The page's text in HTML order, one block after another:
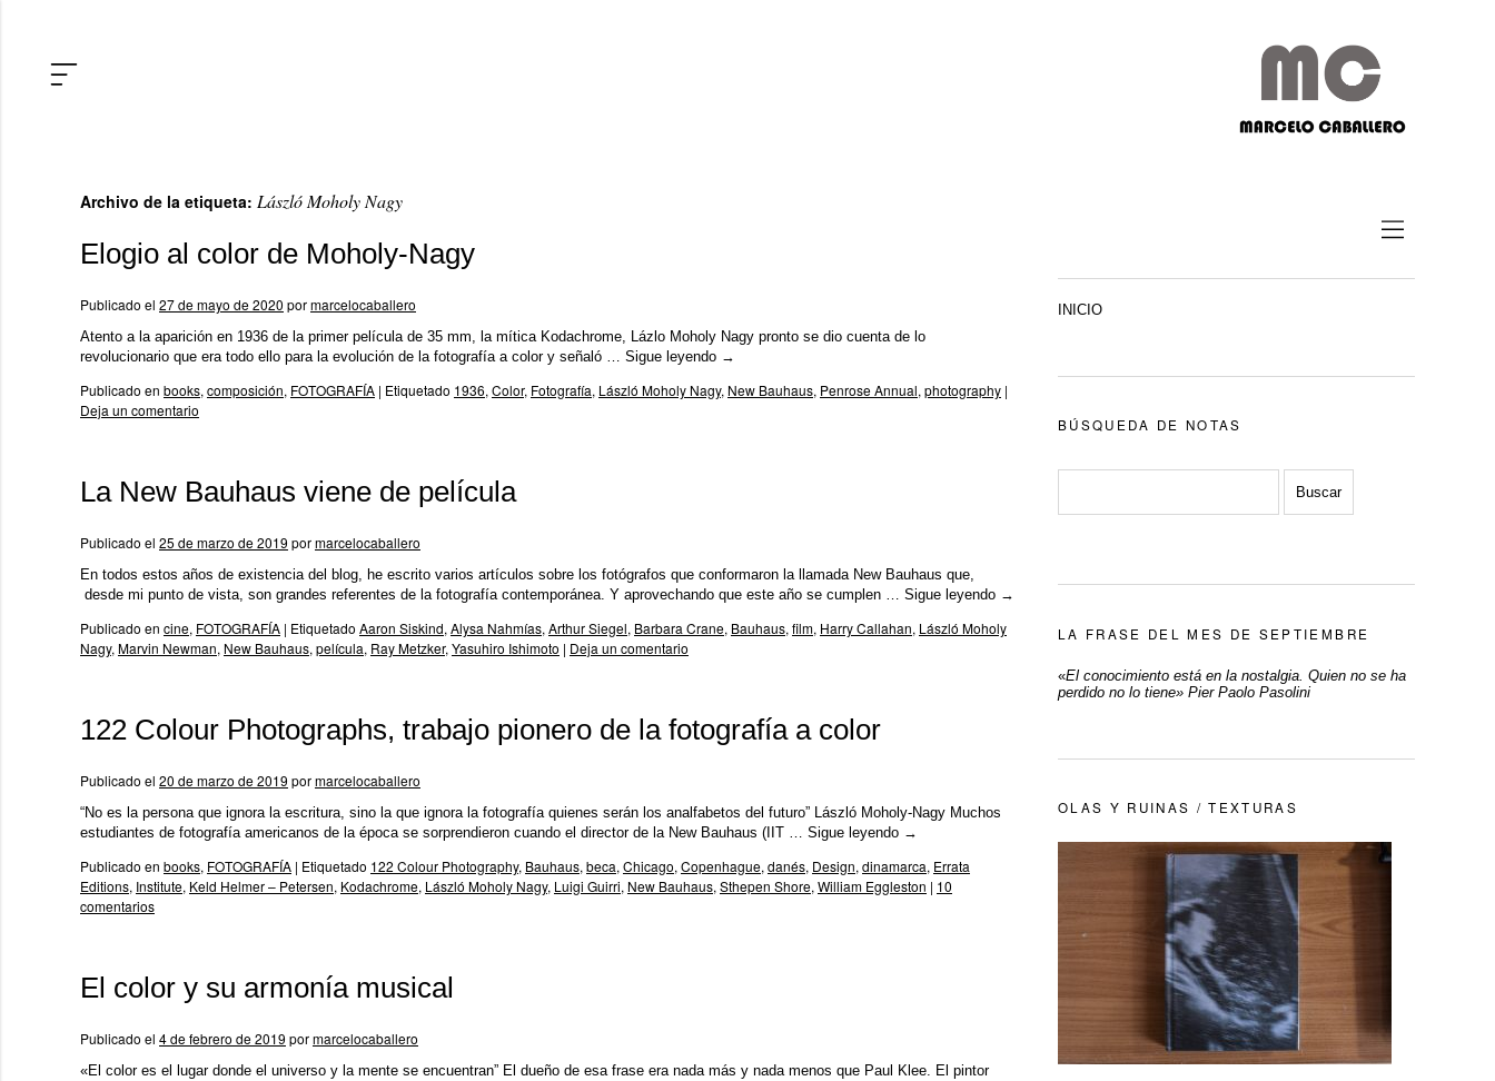
Archivo de la etiqueta: László Moholy Nagy
Elogio al color de Moholy-Nagy
Publicado el 27 de mayo de 2020 pormarcelocaballero
Atento a la aparición en 1936 de la primer película de 35 mm, la mítica Kodachrome, Lázlo Moholy Nagy pronto se dio cuenta de lo
revolucionario que era todo ello para la evolución de la fotografía a color y señaló … Sigue leyendo →
Publicado en books, composición, FOTOGRAFÍA | Etiquetado 1936, Color, Fotografía, László Moholy Nagy, New Bauhaus, Penrose Annual, photography |
Deja un comentario
La New Bauhaus viene de película
Publicado el 25 de marzo de 2019 pormarcelocaballero
En todos estos años de existencia del blog, he escrito varios artículos sobre los fotógrafos que conformaron la llamada New Bauhaus que,
desde mi punto de vista, son grandes referentes de la fotografía contemporánea. Y aprovechando que este año se cumplen … Sigue leyendo →
Publicado en cine, FOTOGRAFÍA | Etiquetado Aaron Siskind, Alysa Nahmías, Arthur Siegel, Barbara Crane, Bauhaus, film, Harry Callahan, László Moholy
Nagy, Marvin Newman, New Bauhaus, película, Ray Metzker, Yasuhiro Ishimoto | Deja un comentario
122 Colour Photographs, trabajo pionero de la fotografía a color
Publicado el 20 de marzo de 2019 pormarcelocaballero
“No es la persona que ignora la escritura, sino la que ignora la fotografía quienes serán los analfabetos del futuro” László Moholy-Nagy Muchos
estudiantes de fotografía americanos de la época se sorprendieron cuando el director de la New Bauhaus (IIT … Sigue leyendo →
Publicado en books, FOTOGRAFÍA | Etiquetado 122 Colour Photography, Bauhaus, beca, Chicago, Copenhague, danés, Design, dinamarca, Errata
Editions, Institute, Keld Helmer – Petersen, Kodachrome, László Moholy Nagy, Luigi Guirri, New Bauhaus, Sthepen Shore, William Eggleston | 10
comentarios
El color y su armonía musical
Publicado el 4 de febrero de 2019 pormarcelocaballero
«El color es el lugar donde el universo y la mente se encuentran” El dueño de esa frase era nada más y nada menos que Paul Klee. El pintor
INICIO
BÚSQUEDA DE NOTAS
LA FRASE DEL MES DE SEPTIEMBRE
«El conocimiento está en la nostalgia. Quien no se ha
perdido no lo tiene» Pier Paolo Pasolini
OLAS Y RUINAS / TEXTURAS